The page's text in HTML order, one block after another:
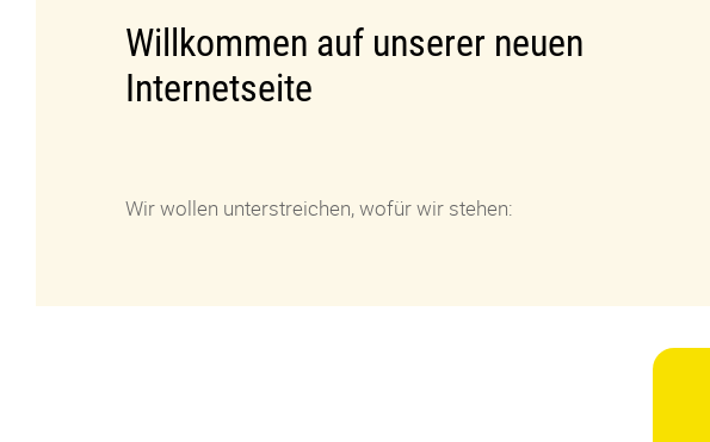
Willkommen auf unserer neuen
Internetseite
Wir wollen unterstreichen, wofür wir stehen: